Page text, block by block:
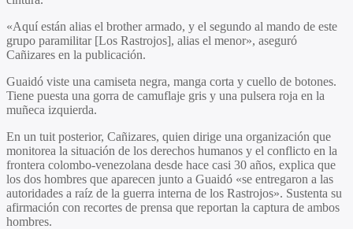
«Aquí están alias el brother armado, y el segundo al mando de este
grupo paramilitar [Los Rastrojos], alias el menor», aseguró
Cañizares en la publicación.
Guaidó viste una camiseta negra, manga corta y cuello de botones.
Tiene puesta una gorra de camuflaje gris y una pulsera roja en la
muñeca izquierda.
En un tuit posterior, Cañizares, quien dirige una organización que
monitorea la situación de los derechos humanos y el conflicto en la
frontera colombo-venezolana desde hace casi 30 años, explica que
los dos hombres que aparecen junto a Guaidó «se entregaron a las
autoridades a raíz de la guerra interna de los Rastrojos». Sustenta su
afirmación con recortes de prensa que reportan la captura de ambos
hombres.